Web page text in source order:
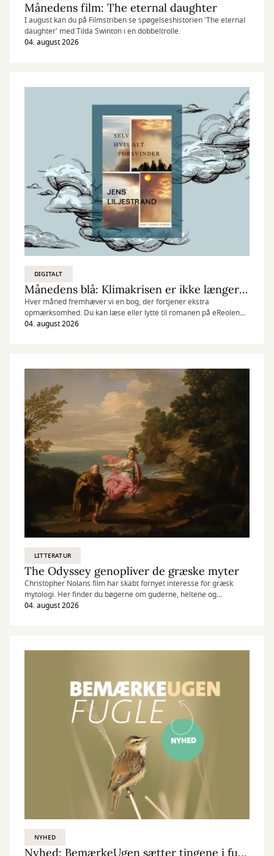
Månedens film: The eternal daughter
I august kan du på Filmstriben se spøgelseshistorien 'The eternal
daughter' med Tilda Swinton i en dobbeltrolle.
04. august 2026
DIGITALT
Månedens blå: Klimakrisen er ikke længere fremtid
Hver måned fremhæver vi en bog, der fortjener ekstra
opmærksomhed. Du kan læse eller lytte til romanen på eReolen
uden at bruge din månedlige lånekvote.
04. august 2026
LITTERATUR
The Odyssey genopliver de græske myter
Christopher Nolans film har skabt fornyet interesse for græsk
mytologi. Her finder du bøgerne om guderne, heltene og
Odysseus' lange rejse.
04. august 2026
NYHED
Nyhed: BemærkeUgen sætter tingene i fugleperspektiv